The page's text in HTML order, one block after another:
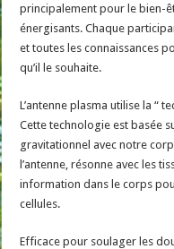
principalement pour le bien-
énergisants. Chaque
et toutes les connaissances
qu’il le souhaite.
L’antenne plasma utilise la “
Cette technologie est basée
gravitationnel avec notre
l’antenne, résonne avec les
information dans le corps
cellules.
Efficace pour soulager les